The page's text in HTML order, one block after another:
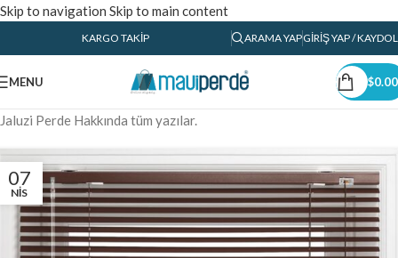
Skip to navigation Skip to main content
KARGO TAKIP ARAMA YAPGIRIŞ YAP / KAYDOL
MENU $0.00
Jaluzi Perde Hakkında tüm yazılar.
07
NIS